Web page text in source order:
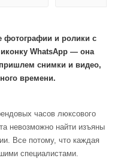
фотографии и ролики с
WhatsApp — она
снимки и видео,
времени.
часов люксового
невозможно найти изъяны
Все потому, что каждая
специалистами.